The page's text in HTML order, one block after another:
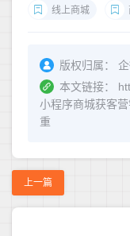
线上商城
版权归属：
本文链接：
小程序商城获客
重
上一篇